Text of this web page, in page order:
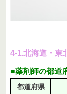
4-1.北海道・東
■薬剤師の都道
都道府県